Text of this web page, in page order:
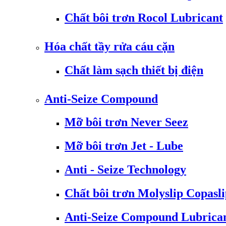
Chất bôi trơn Rocol Lubricant
Hóa chất tầy rửa cáu cặn
Chất làm sạch thiết bị điện
Anti-Seize Compound
Mỡ bôi trơn Never Seez
Mỡ bôi trơn Jet - Lube
Anti - Seize Technology
Chất bôi trơn Molyslip
Anti-Seize Compound